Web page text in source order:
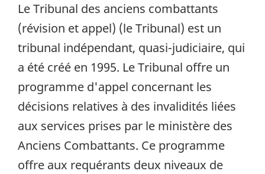
Le Tribunal des anciens combattants
(révision et appel) (le Tribunal) est un
tribunal indépendant, quasi-judiciaire, qui
a été créé en 1995. Le Tribunal offre un
programme d'appel concernant les
décisions relatives à des invalidités liées
aux services prises par le ministère des
Anciens Combattants. Ce programme
offre aux requérants deux niveaux de